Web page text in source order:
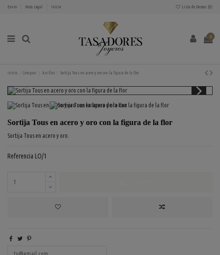
Envío Nota Legal Inicio Lista de Deseos (0)
0
Inicio Comprar Anillos Sortija Tous en acero y oro con la figura de la flor
Sortija Tous en acero y oro con la figura de la flor
Sortija Tous en acero y oro.
Referencia LO/1